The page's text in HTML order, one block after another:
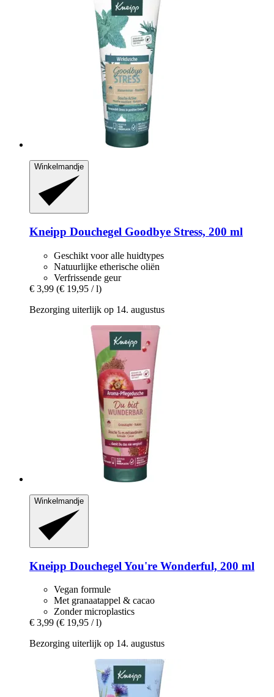
Winkelmandje
Kneipp Douchegel Goodbye Stress, 200 ml
Geschikt voor alle huidtypes
Natuurlijke etherische oliën
Verfrissende geur
€ 3,99 (€ 19,95 / l)
Bezorging uiterlijk op 14. augustus
Winkelmandje
Kneipp Douchegel You're Wonderful, 200 ml
Vegan formule
Met granaatappel & cacao
Zonder microplastics
€ 3,99 (€ 19,95 / l)
Bezorging uiterlijk op 14. augustus